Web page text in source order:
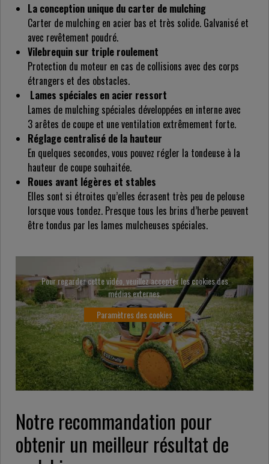
La conception unique du carter de mulching
Carter de mulching en acier bas et très solide. Galvanisé et
avec revêtement poudré.
Vilebrequin sur triple roulement
Protection du moteur en cas de collisions avec des corps
étrangers et des obstacles.
Lames spéciales en acier ressort
Lames de mulching spéciales développées en interne avec
3 arêtes de coupe et une ventilation extrêmement forte.
Réglage centralisé de la hauteur
En quelques secondes, vous pouvez régler la tondeuse à la
hauteur de coupe souhaitée.
Roues avant légères et stables
Elles sont si étroites qu’elles écrasent très peu de pelouse
lorsque vous tondez. Presque tous les brins d’herbe peuvent
être tondus par les lames mulcheuses spéciales.
Pour regarder cette vidéo, veuillez accepter les cookies des
médias externes.
Paramètres des cookies
Notre recommandation pour
obtenir un meilleur résultat de